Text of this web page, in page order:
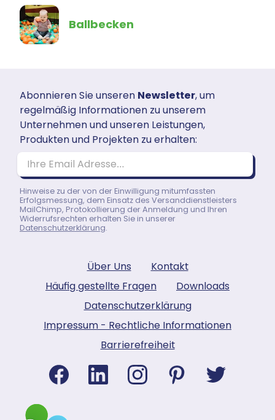
Ballbecken
Abonnieren Sie unseren Newsletter, um
regelmäßig Informationen zu unserem
Unternehmen und unseren Leistungen,
Produkten und Projekten zu erhalten:
Ihre Email Adresse…
Hinweise zu der von der Einwilligung mitumfassten
Erfolgsmessung, dem Einsatz des Versanddienstleisters
MailChimp, Protokollierung der Anmeldung und Ihren
Widerrufsrechten erhalten Sie in unserer
Datenschutzerklärung.
Über Uns
Kontakt
Häufig gestellte Fragen
Downloads
Datenschutzerklärung
Impressum - Rechtliche Informationen
Barrierefreiheit